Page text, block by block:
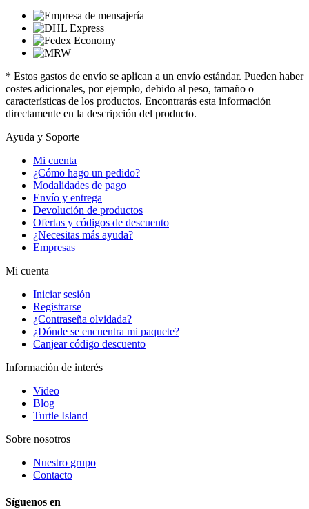
* Estos gastos de envío se aplican a un envío estándar. Pueden haber
costes adicionales, por ejemplo, debido al peso, tamaño o
características de los productos. Encontrarás esta información
directamente en la descripción del producto.
Ayuda y Soporte
Mi cuenta
¿Cómo hago un pedido?
Modalidades de pago
Envío y entrega
Devolución de productos
Ofertas y códigos de descuento
¿Necesitas más ayuda?
Empresas
Mi cuenta
Iniciar sesión
Registrarse
¿Contraseña olvidada?
¿Dónde se encuentra mi paquete?
Canjear código descuento
Información de interés
Video
Blog
Turtle Island
Sobre nosotros
Nuestro grupo
Contacto
Síguenos en